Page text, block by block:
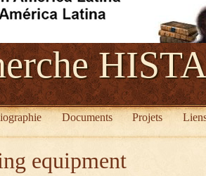
Documents Projets
equipment